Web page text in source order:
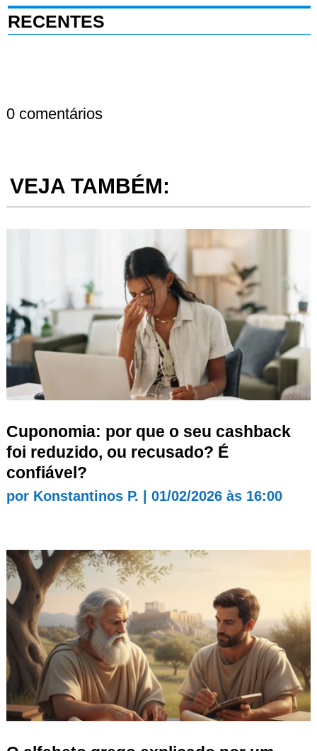
RECENTES
0 comentários
VEJA TAMBÉM:
Cuponomia: por que o seu cashback
foi reduzido, ou recusado? É
confiável?
por Konstantinos P. 01/02/2026 às 16:00